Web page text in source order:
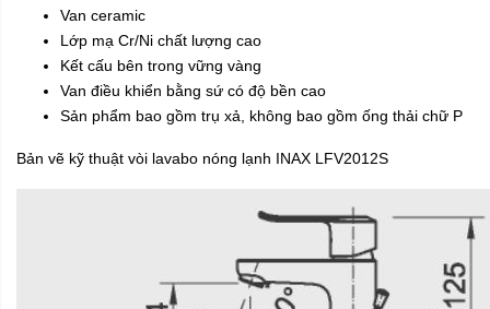
Van ceramic
Lớp mạ Cr/Ni chất lượng cao
Kết cấu bên trong vững vàng
Van điều khiển bằng sứ có độ bền cao
Sản phẩm bao gồm trụ xả, không bao gồm ống thải chữ P
Bản vẽ kỹ thuật vòi lavabo nóng lạnh INAX LFV2012S